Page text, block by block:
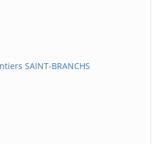
SAINT-BRANCHS